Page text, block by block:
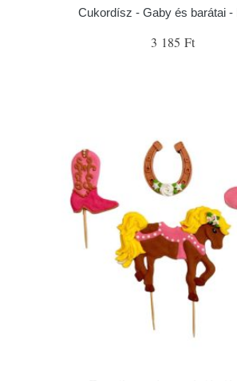
Cukordísz - Gaby és barátai -
3 185 Ft